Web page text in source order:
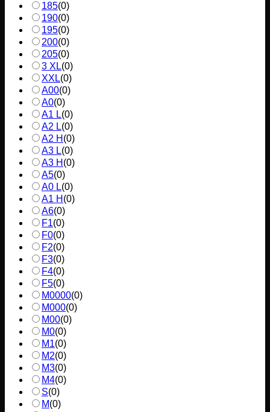
185(0)
190(0)
195(0)
200(0)
205(0)
3 XL(0)
XXL(0)
A00(0)
A0(0)
A1 L(0)
A2 L(0)
A2 H (0)
A3 L(0)
A3 H (0)
A5(0)
A0 L(0)
A1 H (0)
A6(0)
F1(0)
F0(0)
F2(0)
F3(0)
F4(0)
F5(0)
M0000(0)
M000(0)
M00(0)
M0(0)
M1(0)
M2(0)
M3(0)
M4(0)
S(0)
M(0)